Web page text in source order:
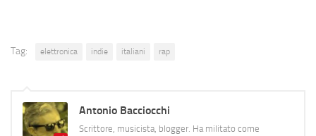
Tag: elettronica indie italiani rap
Antonio Bacciocchi
Scrittore, musicista, blogger. Ha militato come